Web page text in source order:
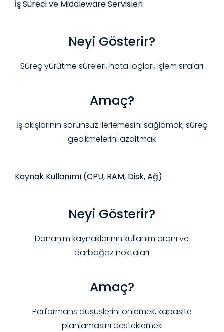
İş Süreci ve Middleware Servisleri
Neyi Gösterir?
Süreç yürütme süreleri, hata logları, işlem sıraları
Amaç?
İş akışlarının sorunsuz ilerlemesini sağlamak, süreç
gecikmelerini azaltmak
Kaynak Kullanımı (CPU, RAM, Disk, Ağ)
Neyi Gösterir?
Donanım kaynaklarının kullanım oranı ve
darboğaz noktaları
Amaç?
Performans düşüşlerini önlemek, kapasite
planlamasını desteklemek